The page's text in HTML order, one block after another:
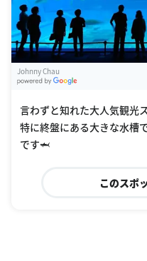
Johnny Chau
言わずと知れた大人気観光ス
特に終盤にある大きな水槽
です🦈
このスポ